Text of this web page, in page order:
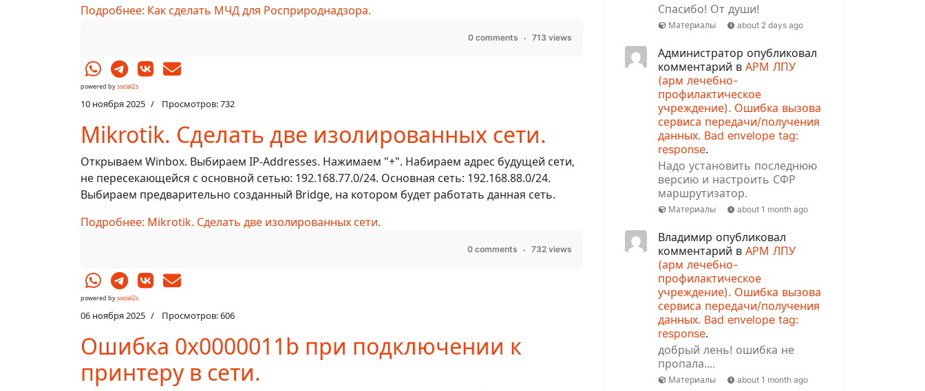
Подробнее: Как сделать МЧД для Росприроднадзора.
0 comments 713 views
powered bysocial2s
10 ноября 2025 Просмотров: 732
Mikrotik. Сделать две изолированных сети.
Открываем Winbox. Выбираем IP-Addresses. Нажимаем "+". Набираем адрес будущей сети,
не пересекающейся с основной сетью: 192.168.77.0/24. Основная сеть: 192.168.88.0/24.
Выбираем предварительно созданный Bridge, на котором будет работать данная сеть.
Подробнее: Mikrotik. Сделать две изолированных сети.
0 comments 732 views
powered bysocial2s
06 ноября 2025 Просмотров: 606
Ошибка 0x0000011b при подключении к
принтеру в сети.
Спасибо! От души!
Материалы about 2 days ago
Администратор опубликовал
комментарий в АРМ ЛПУ
(арм лечебно-
профилактическое
учреждение). Ошибка вызова
сервиса передачи/получения
данных. Bad envelope tag:
response.
Надо установить последнюю
версию и настроить СФР
маршрутизатор.
Материалы about 1 month ago
Владимир опубликовал
комментарий в АРМ ЛПУ
(арм лечебно-
профилактическое
учреждение). Ошибка вызова
сервиса передачи/получения
данных. Bad envelope tag:
response.
добрый лень! ошибка не
пропала....
Материалы about 1 month ago